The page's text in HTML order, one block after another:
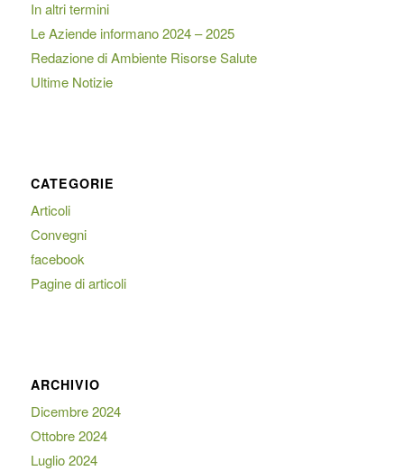
In altri termini
Le Aziende informano 2024 – 2025
Redazione di Ambiente Risorse Salute
Ultime Notizie
CATEGORIE
Articoli
Convegni
facebook
Pagine di articoli
ARCHIVIO
Dicembre 2024
Ottobre 2024
Luglio 2024